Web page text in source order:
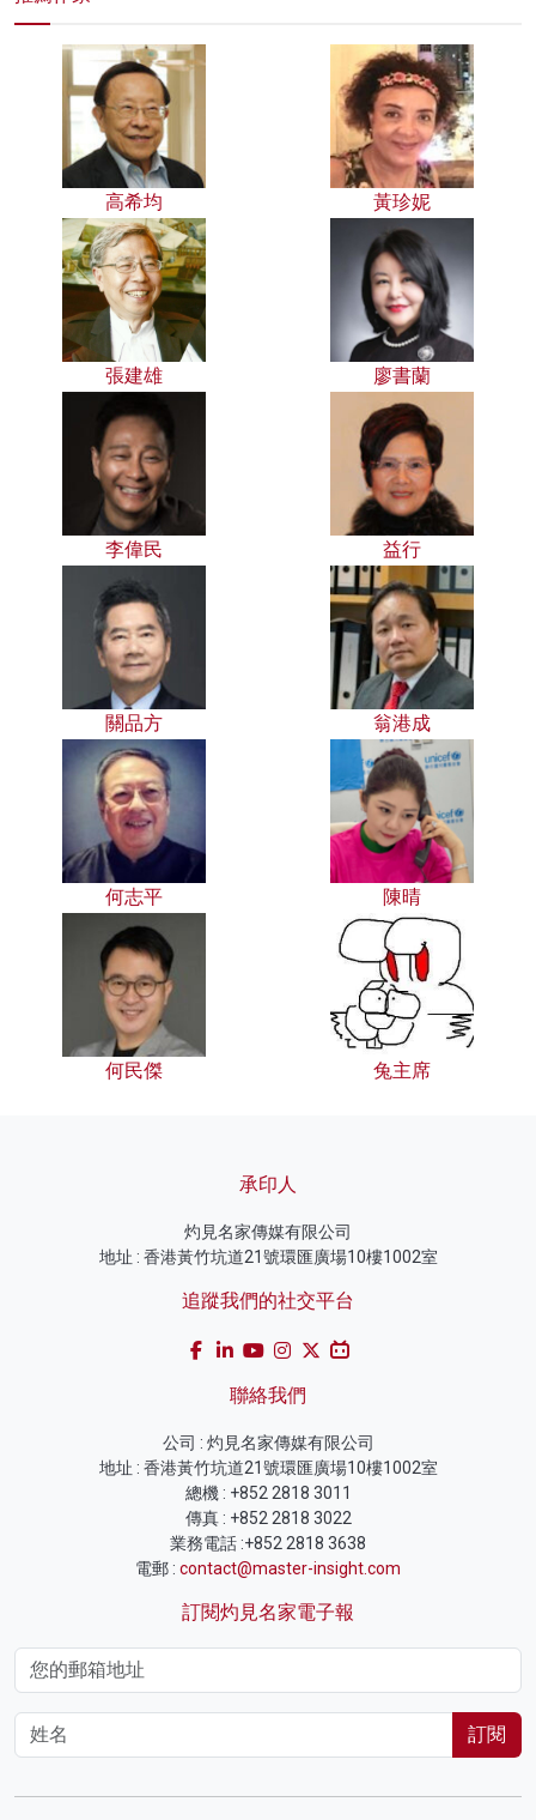
高希均 黃珍妮
張建雄 廖書蘭
李偉民 益行
關品方 翁港成
何志平 陳晴
何民傑 兔主席
承印人
灼見名家傳媒有限公司
地址 : 香港黃竹坑道21號環匯廣場10樓1002室
追蹤我們的社交平台
聯絡我們
公司 : 灼見名家傳媒有限公司
地址 : 香港黃竹坑道21號環匯廣場10樓1002室
總機 : +852 2818 3011
傳真 : +852 2818 3022
業務電話 :+852 2818 3638
電郵 : contact@master-insight.com
訂閱灼見名家電子報
訂閱